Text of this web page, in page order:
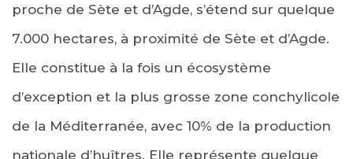
proche de Sète et d’Agde, s’étend sur quelque
7.000 hectares, à proximité de Sète et d’Agde.
Elle constitue à la fois un écosystème
d’exception et la plus grosse zone conchylicole
de la Méditerranée, avec 10% de la production
nationale d’huîtres. Elle représente quelque